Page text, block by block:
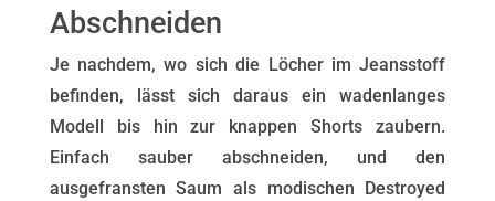
Abschneiden
Je nachdem, wo sich die Löcher im Jeansstoff
befinden, lässt sich daraus ein wadenlanges
Modell bis hin zur knappen Shorts zaubern.
Einfach sauber abschneiden, und den
ausgefransten Saum als modischen Destroyed